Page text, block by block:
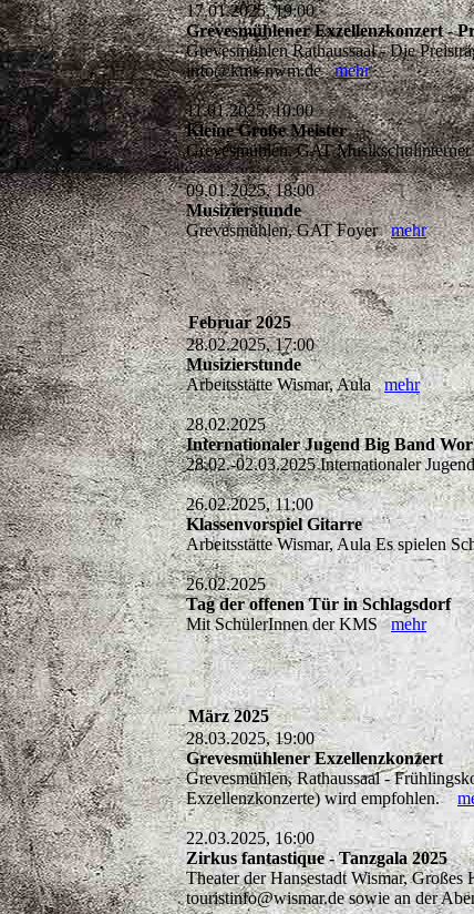
17.01.2025, 19:00
Grevesmühlener Exzellenzkonzert -
Grevesmühlen Rathaussaal - Die
info@kms-nwm.demehr
11.01.2025, 10:00
Kleine Große Meister
Grevesmühlen, GAT
09.01.2025, 18:00
Musizierstunde
Grevesmühlen, GAT Foyermehr
Februar 2025
28.02.2025, 17:00
Musizierstunde
Arbeitsstätte Wismar, Aulamehr
28.02.2025
Internationaler Jugend Big Band
28.02.-02.03.2025 Internationaler
26.02.2025, 11:00
Klassenvorspiel Gitarre
Arbeitsstätte Wismar, Aula Es spielen
26.02.2025
Tag der offenen Tür in Schlagsdorf
Mit SchülerInnen der KMSmehr
März 2025
28.03.2025, 19:00
Grevesmühlener Exzellenzkonzert
Grevesmühlen, Rathaussaal -
Exzellenzkonzerte) wird empfohlen.
22.03.2025, 16:00
Zirkus fantastique - Tanzgala 2025
Theater der Hansestadt Wismar,
touristinfo@wismar.de sowie an der